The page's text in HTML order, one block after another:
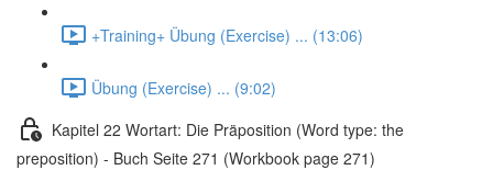
+Training+ Übung (Exercise) ... (13:06)
Übung (Exercise) ... (9:02)
Kapitel 22 Wortart: Die Präposition (Word type: the
preposition) - Buch Seite 271 (Workbook page 271)